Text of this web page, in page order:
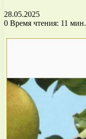
28.05.2025
0 Время чтения: 11 мин.